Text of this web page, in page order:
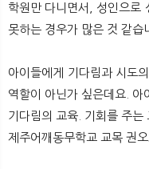
학원만 다니면서, 성인으로
못하는 경우가 많은 것 같습
아이들에게 기다림과 시도
역할이 아닌가 싶은데요. 아
기다림의 교육. 기회를 주는
제주어깨동무학교 교목 권